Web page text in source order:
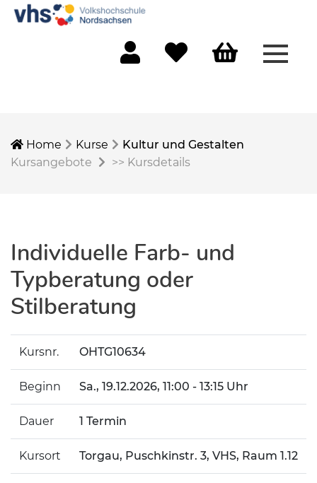
Home Kurse
Kultur und Gestalten
Kursangebote
>> Kursdetails
Individuelle Farb- und
Typberatung oder
Stilberatung
Kursnr. OHTG10634
Beginn Sa., 19.12.2026, 11:00 - 13:15 Uhr
Dauer 1 Termin
Kursort Torgau, Puschkinstr. 3, VHS, Raum 1.12